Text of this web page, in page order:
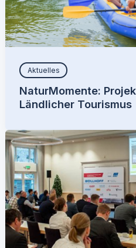
Aktuelles
NaturMomente:
Ländlicher Tourismus